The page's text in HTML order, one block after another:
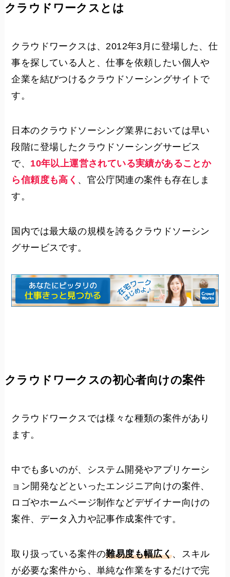
クラウドワークスとは
クラウドワークスは、2012年3月に登場した、仕
事を探している人と、仕事を依頼したい個人や
企業を結びつけるクラウドソーシングサイトで
す。
日本のクラウドソーシング業界においては早い
段階に登場したクラウドソーシングサービス
で、 10年以上運営されている実績があることか
ら信頼度も高く 、官公庁関連の案件も存在しま
す。
国内では最大級の規模を誇るクラウドソーシン
グサービスです。
クラウドワークスの初心者向けの案件
クラウドワークスでは様々な種類の案件があり
ます。
中でも多いのが、システム開発やアプリケーシ
ョン開発などといったエンジニア向けの案件、
ロゴやホームページ制作などデザイナー向けの
案件、データ入力や記事作成案件です。
取り扱っている案件の難易度も幅広く、スキル
が必要な案件から、単純な作業をするだけで完